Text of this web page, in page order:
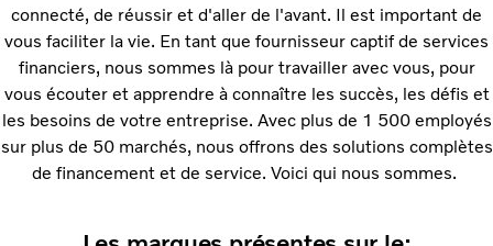
connecté, de réussir et d'aller de l'avant. Il est important de
vous faciliter la vie. En tant que fournisseur captif de services
financiers, nous sommes là pour travailler avec vous, pour
vous écouter et apprendre à connaître les succès, les défis et
les besoins de votre entreprise. Avec plus de 1 500 employés
sur plus de 50 marchés, nous offrons des solutions complètes
de financement et de service. Voici qui nous sommes.